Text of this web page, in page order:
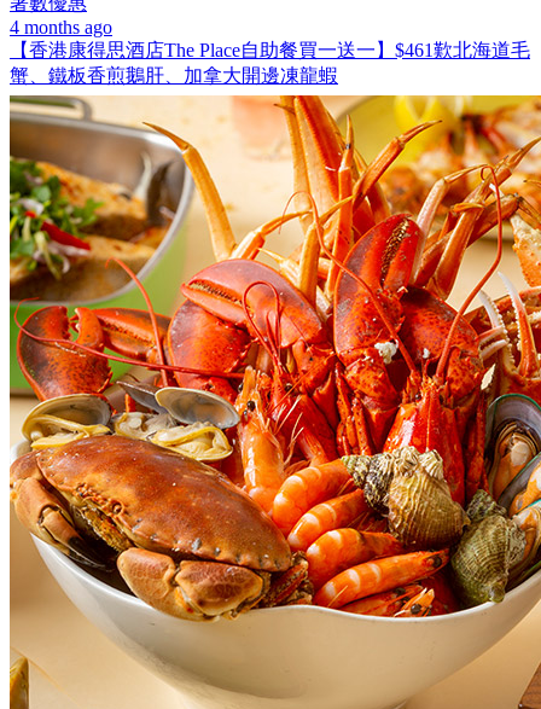
4 months ago
【香港康得思酒店The Place自助餐買一送一】$461歎北海道毛
蟹、鐵板香煎鵝肝、加拿大開邊凍龍蝦